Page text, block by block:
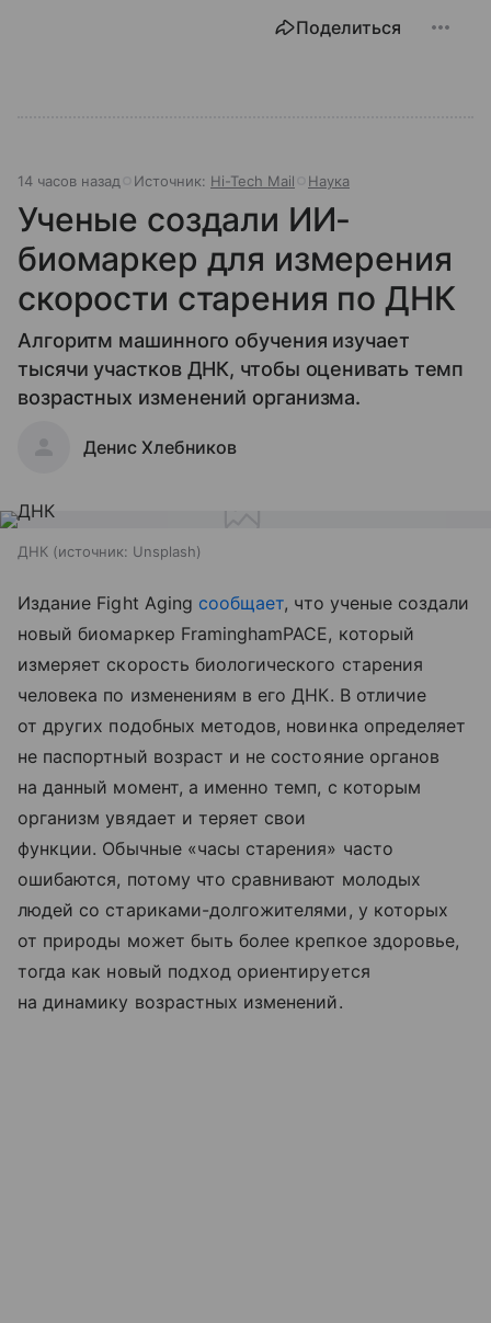
Поделиться
14 часов назад Источник: Hi-Tech Mail Наука
Ученые создали ИИ-
биомаркер для измерения
скорости старения по ДНК
Алгоритм машинного обучения изучает
тысячи участков ДНК, чтобы оценивать темп
возрастных изменений организма.
Денис Хлебников
ДНК источник: Unsplash
Издание Fight Aging сообщает, что ученые создали
новый биомаркер FraminghamPACE, который
измеряет скорость биологического старения
человека по изменениям в его ДНК. В отличие
от других подобных методов, новинка определяет
не паспортный возраст и не состояние органов
на данный момент, а именно темп, с которым
организм увядает и теряет свои
функции. Обычные «часы старения» часто
ошибаются, потому что сравнивают молодых
людей со стариками-долгожителями, у которых
от природы может быть более крепкое здоровье,
тогда как новый подход ориентируется
на динамику возрастных изменений.